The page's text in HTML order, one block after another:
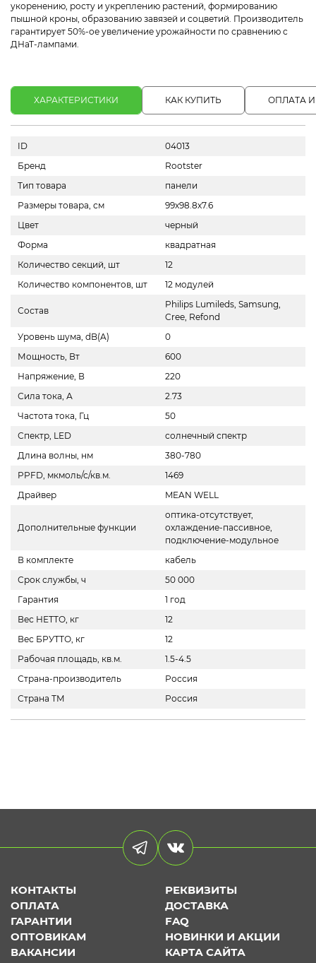
укоренению, росту и укреплению растений, формированию
пышной кроны, образованию завязей и соцветий. Производитель
гарантирует 50%-ое увеличение урожайности по сравнению с
ДНаТ-лампами.
ХАРАКТЕРИСТИКИ КАК КУПИТЬ ОПЛАТА
ID
04013
Бренд
Rootster
Тип товара
панели
Размеры товара, см
99х98.8х7.6
Цвет
черный
Форма
квадратная
Количество секций, шт
12
Количество компонентов, шт
12 модулей
Состав
Philips Lumileds, Samsung,
Cree, Refond
Уровень шума, dB(A)
0
Мощность, Вт
600
Напряжение, В
220
Сила тока, А
2.73
Частота тока, Гц
50
Спектр, LED
солнечный спектр
Длина волны, нм
380-780
PPFD, мкмоль/с/кв.м.
1469
Драйвер
MEAN WELL
Дополнительные функции
оптика-отсутствует,
охлаждение-пассивное,
подключение-модульное
В комплекте
кабель
Срок службы, ч
50 000
Гарантия
1 год
Вес НЕТТО, кг
12
Вес БРУТТО, кг
12
Рабочая площадь, кв.м.
1.5-4.5
Страна-производитель
Россия
Страна ТМ
Россия
КОНТАКТЫ
РЕКВИЗИТЫ
ОПЛАТА
ДОСТАВКА
ГАРАНТИИ
FAQ
ОПТОВИКАМ
НОВИНКИ И АКЦИИ
ВАКАНСИИ
КАРТА САЙТА